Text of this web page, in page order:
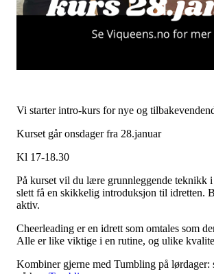
Vi starter intro-kurs for nye og
Kurset går onsdager fra 28.januar
Kl 17-18.30
På kurset vil du lære grunnleggende teknikk
slett få en skikkelig introduksjon til idretten.
aktiv.
Cheerleading er en idrett som omtales som
Alle er like viktige i en rutine, og ulike
Kombiner gjerne med Tumbling på lørdager: